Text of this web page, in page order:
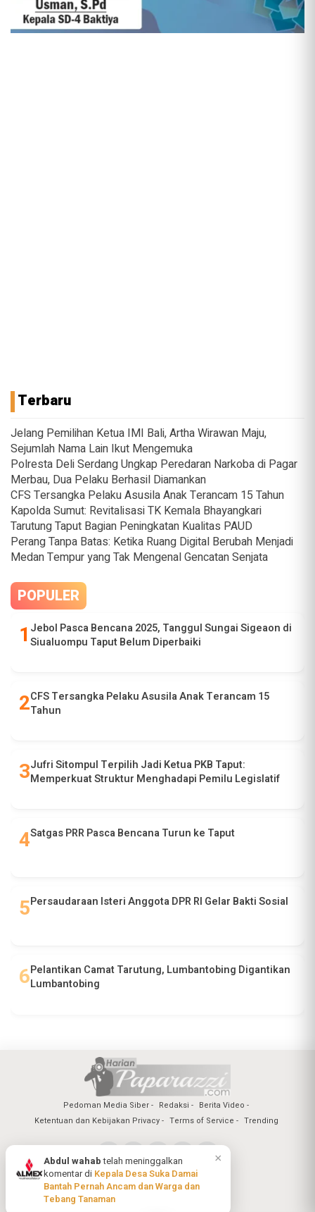
Terbaru
Jelang Pemilihan Ketua IMI Bali, Artha Wirawan Maju,
Sejumlah Nama Lain Ikut Mengemuka
Polresta Deli Serdang Ungkap Peredaran Narkoba di Pagar
Merbau, Dua Pelaku Berhasil Diamankan
CFS Tersangka Pelaku Asusila Anak Terancam 15 Tahun
Kapolda Sumut: Revitalisasi TK Kemala Bhayangkari
Tarutung Taput Bagian Peningkatan Kualitas PAUD
Perang Tanpa Batas: Ketika Ruang Digital Berubah Menjadi
Medan Tempur yang Tak Mengenal Gencatan Senjata
POPULER
Jebol Pasca Bencana 2025, Tanggul Sungai Sigeaon di
Siualuompu Taput Belum Diperbaiki
CFS Tersangka Pelaku Asusila Anak Terancam 15
Tahun
Jufri Sitompul Terpilih Jadi Ketua PKB Taput:
Memperkuat Struktur Menghadapi Pemilu Legislatif
Satgas PRR Pasca Bencana Turun ke Taput
Persaudaraan Isteri Anggota DPR RI Gelar Bakti Sosial
Pelantikan Camat Tarutung, Lumbantobing Digantikan
Lumbantobing
Pedoman Media Siber Redaksi
Berita Video
Ketentuan dan Kebijakan Privacy
Terms of Service Trending
Copyright @2026 Harian Paparazzi
All Rights Reserved
×
Abdul wahabtelah meninggalkan
komentar di Kepala Desa Suka Damai
Bantah Pernah Ancam dan Warga dan
Tebang Tanaman